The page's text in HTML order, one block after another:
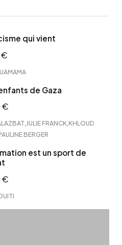
qui vient
€
de Gaza
€
,JULIE FRANCK,KHLOUD
BERGER
est un sport de
€